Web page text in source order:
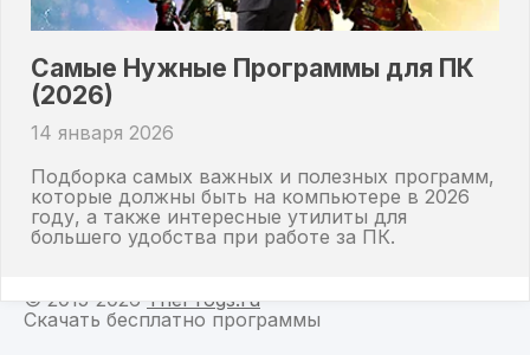
Самые Нужные Программы для ПК
(2026)
14 января 2026
Подборка самых важных и полезных программ,
которые должны быть на компьютере в 2026
году, а также интересные утилиты для
большего удобства при работе за ПК.
© 2015-2026 TheProgs.ru
Скачать бесплатно программы